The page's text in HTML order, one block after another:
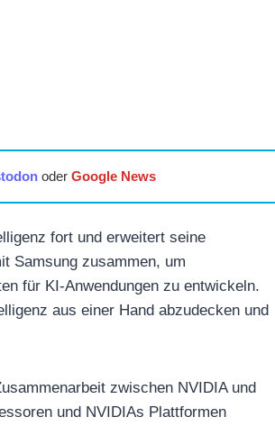
oder Google News
fort und erweitert seine
Samsung zusammen, um
für KI-Anwendungen zu entwickeln.
aus einer Hand abzudecken und
zwischen NVIDIA und
und NVIDIAs Plattformen